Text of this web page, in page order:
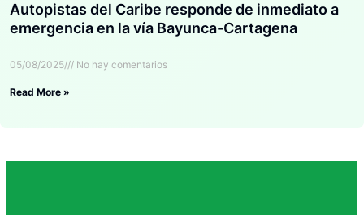
Autopistas del Caribe responde de inmediato a
emergencia en la vía Bayunca-Cartagena
05/08/2025 No hay comentarios
Read More »